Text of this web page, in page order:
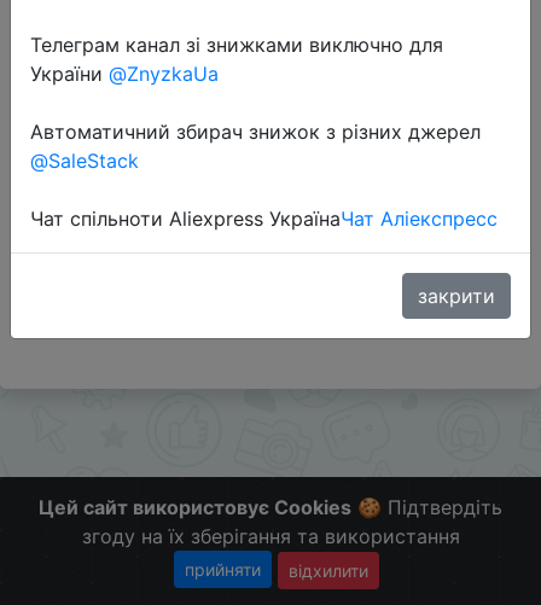
Перейти до магазину
Додаткова інформація відсутня.
Слідкуйте за знижками на мобільному, в телеграм
Цей сайт використовує Cookies 🍪 Підтвердіть
згоду на їх зберігання та використання
прийняти відхилити
Телеграм канал зі знижками виключно для
України @ZnyzkaUa
Автоматичний збирач знижок з різних джерел
@SaleStack
Чат спільноти Aliexpress УкраїнаЧат Аліекспресс
закрити